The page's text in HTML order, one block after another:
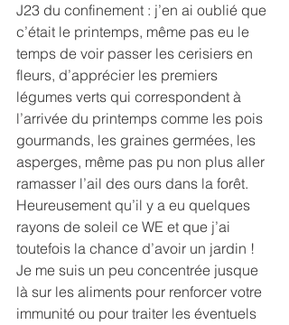
J23 du confinement : j’en ai oublié que
c’était le printemps, même pas eu le
temps de voir passer les cerisiers en
fleurs, d’apprécier les premiers
légumes verts qui correspondent à
l’arrivée du printemps comme les pois
gourmands, les graines germées, les
asperges, même pas pu non plus aller
ramasser l’ail des ours dans la forêt.
Heureusement qu’il y a eu quelques
rayons de soleil ce WE et que j’ai
toutefois la chance d’avoir un jardin !
Je me suis un peu concentrée jusque
là sur les aliments pour renforcer votre
immunité ou pour traiter les éventuels